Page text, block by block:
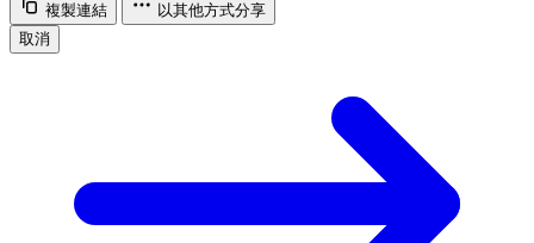
複製連結
以其他方式分享
取消